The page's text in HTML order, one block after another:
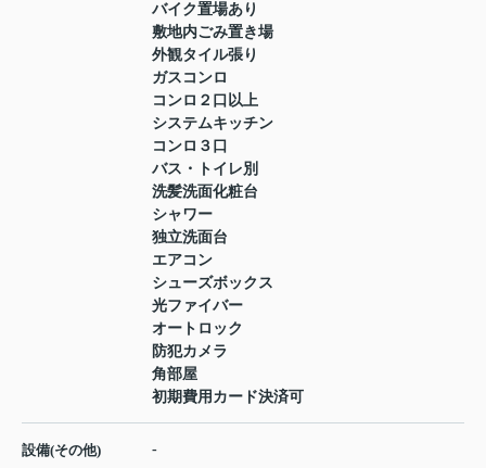
バイク置場あり
敷地内ごみ置き場
外観タイル張り
ガスコンロ
コンロ２口以上
システムキッチン
コンロ３口
バス・トイレ別
洗髪洗面化粧台
シャワー
独立洗面台
エアコン
シューズボックス
光ファイバー
オートロック
防犯カメラ
角部屋
初期費用カード決済可
設備(その他) -